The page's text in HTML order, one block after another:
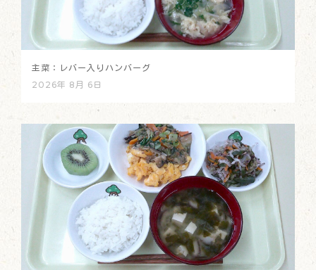
主菜：レバー入りハンバーグ
2026年 8月 6日